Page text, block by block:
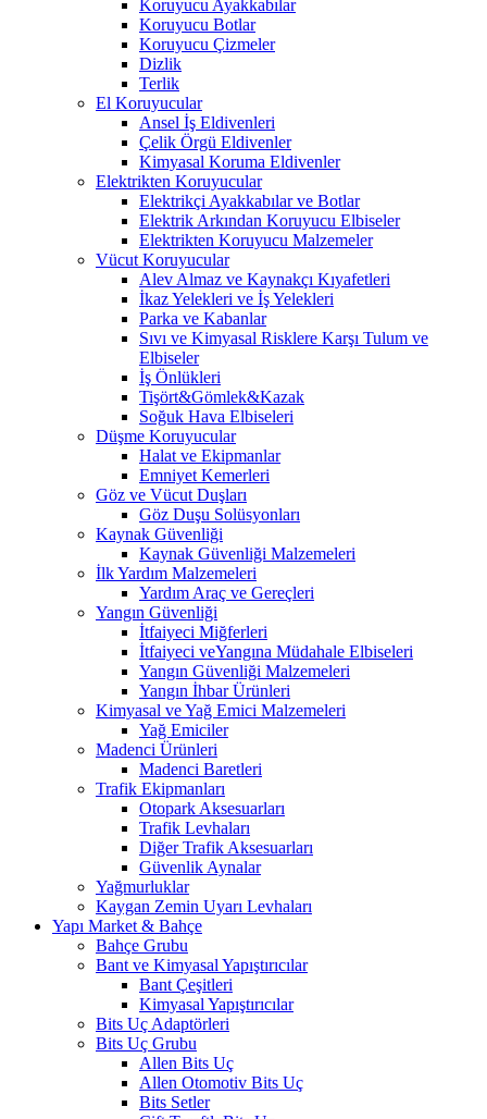
Koruyucu Ayakkabılar
Koruyucu Botlar
Koruyucu Çizmeler
Dizlik
Terlik
El Koruyucular
Ansel İş Eldivenleri
Çelik Örgü Eldivenler
Kimyasal Koruma Eldivenler
Elektrikten Koruyucular
Elektrikçi Ayakkabılar ve Botlar
Elektrik Arkından Koruyucu Elbiseler
Elektrikten Koruyucu Malzemeler
Vücut Koruyucular
Alev Almaz ve Kaynakçı Kıyafetleri
İkaz Yelekleri ve İş Yelekleri
Parka ve Kabanlar
Sıvı ve Kimyasal Risklere Karşı Tulum ve
Elbiseler
İş Önlükleri
Tişört&Gömlek&Kazak
Soğuk Hava Elbiseleri
Düşme Koruyucular
Halat ve Ekipmanlar
Emniyet Kemerleri
Göz ve Vücut Duşları
Göz Duşu Solüsyonları
Kaynak Güvenliği
Kaynak Güvenliği Malzemeleri
İlk Yardım Malzemeleri
Yardım Araç ve Gereçleri
Yangın Güvenliği
İtfaiyeci Miğferleri
İtfaiyeci veYangına Müdahale Elbiseleri
Yangın Güvenliği Malzemeleri
Yangın İhbar Ürünleri
Kimyasal ve Yağ Emici Malzemeleri
Yağ Emiciler
Madenci Ürünleri
Madenci Baretleri
Trafik Ekipmanları
Otopark Aksesuarları
Trafik Levhaları
Diğer Trafik Aksesuarları
Güvenlik Aynalar
Yağmurluklar
Kaygan Zemin Uyarı Levhaları
Yapı Market & Bahçe
Bahçe Grubu
Bant ve Kimyasal Yapıştırıcılar
Bant Çeşitleri
Kimyasal Yapıştırıcılar
Bits Uç Adaptörleri
Bits Uç Grubu
Allen Bits Uç
Allen Otomotiv Bits Uç
Bits Setler